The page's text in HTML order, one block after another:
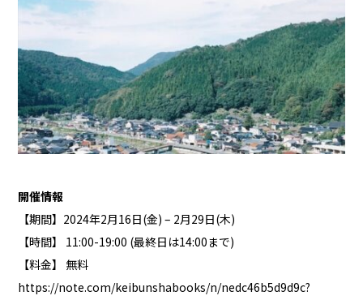
開催情報
【期間】2024年2月16日(金) – 2月29日(木)
【時間】 11:00-19:00 (最終日は14:00まで)
【料金】 無料
https://note.com/keibunshabooks/n/nedc46b5d9d9c?